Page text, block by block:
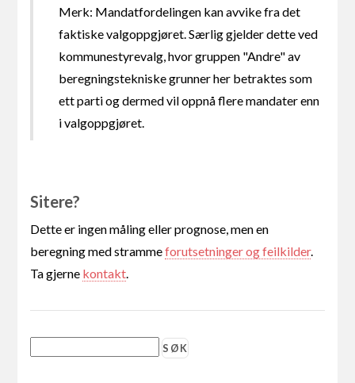
Merk: Mandatfordelingen kan avvike fra det
faktiske valgoppgjøret. Særlig gjelder dette ved
kommunestyrevalg, hvor gruppen "Andre" av
beregningstekniske grunner her betraktes som
ett parti og dermed vil oppnå flere mandater enn
i valgoppgjøret.
Sitere?
Dette er ingen måling eller prognose, men en
beregning med strammeforutsetninger og feilkilder.
Ta gjerne kontakt.